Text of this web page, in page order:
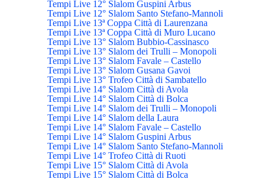
Tempi Live 12° Slalom Guspini Arbus
Tempi Live 12° Slalom Santo Stefano-Mannoli
Tempi Live 13ª Coppa Città di Laurenzana
Tempi Live 13ª Coppa Città di Muro Lucano
Tempi Live 13° Slalom Bubbio-Cassinasco
Tempi Live 13° Slalom dei Trulli – Monopoli
Tempi Live 13° Slalom Favale – Castello
Tempi Live 13° Slalom Gusana Gavoi
Tempi Live 13° Trofeo Città di Sambatello
Tempi Live 14° Slalom Città di Avola
Tempi Live 14° Slalom Città di Bolca
Tempi Live 14° Slalom dei Trulli – Monopoli
Tempi Live 14° Slalom della Laura
Tempi Live 14° Slalom Favale – Castello
Tempi Live 14° Slalom Guspini Arbus
Tempi Live 14° Slalom Santo Stefano-Mannoli
Tempi Live 14° Trofeo Città di Ruoti
Tempi Live 15° Slalom Città di Avola
Tempi Live 15° Slalom Città di Bolca